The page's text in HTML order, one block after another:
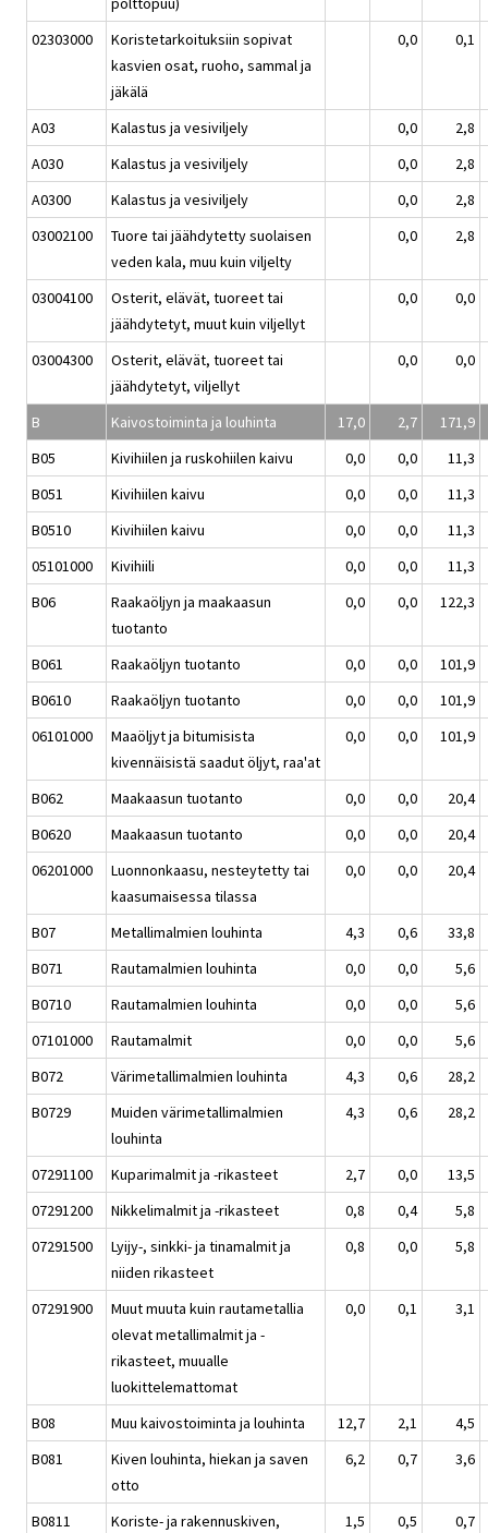
02303000
Koristetarkoituksiin sopivat
kasvien osat, ruoho, sammal ja
jäkälä
0,0 0,1
A03 Kalastus ja vesiviljely 0,0
2,8
A030
Kalastus ja vesiviljely 0,0
2,8
A0300
Kalastus ja vesiviljely 0,0
2,8
03002100
Tuore tai jäähdytetty suolaisen
veden kala, muu kuin viljelty
0,0 2,8
03004100
Osterit, elävät, tuoreet tai
jäähdytetyt, muut kuin viljellyt
0,0 0,0
03004300
Osterit, elävät, tuoreet tai
jäähdytetyt, viljellyt
0,0 0,0
B Kaivostoiminta ja louhinta 17,0 2,7
171,9
B05
Kivihiilen ja ruskohiilen kaivu 0,0 0,0
11,3
B051
Kivihiilen kaivu 0,0 0,0
11,3
B0510
Kivihiilen kaivu 0,0 0,0
11,3
05101000
Kivihiili 0,0 0,0
11,3
B06
Raakaöljyn ja maakaasun
tuotanto
0,0 0,0 122,3
B061 Raakaöljyn tuotanto 0,0 0,0
101,9
B0610
Raakaöljyn tuotanto 0,0 0,0
101,9
06101000
Maaöljyt ja bitumisista
kivennäisistä saadut öljyt, raa'at
0,0 0,0 101,9
B062 Maakaasun tuotanto 0,0 0,0
20,4
B0620
Maakaasun tuotanto 0,0 0,0
20,4
06201000
Luonnonkaasu, nesteytetty tai
kaasumaisessa tilassa
0,0 0,0 20,4
B07 Metallimalmien louhinta 4,3 0,6
33,8
B071
Rautamalmien louhinta 0,0 0,0
5,6
B0710
Rautamalmien louhinta 0,0 0,0
5,6
07101000
Rautamalmit 0,0 0,0
5,6
B072
Värimetallimalmien louhinta 4,3 0,6
28,2
B0729
Muiden värimetallimalmien
louhinta
4,3 0,6 28,2
07291100 Kuparimalmit ja -rikasteet 2,7 0,0
13,5
07291200
Nikkelimalmit ja -rikasteet 0,8 0,4
5,8
07291500
Lyijy-, sinkki- ja tinamalmit ja
niiden rikasteet
0,8 0,0 5,8
07291900
Muut muuta kuin rautametallia
olevat metallimalmit ja -
rikasteet, muualle
luokittelemattomat
0,0 0,1 3,1
B08 Muu kaivostoiminta ja louhinta 12,7 2,1
4,5
B081
Kiven louhinta, hiekan ja saven
otto
6,2 0,7 3,6
B0811
Koriste- ja rakennuskiven,
1,5 0,5 0,7